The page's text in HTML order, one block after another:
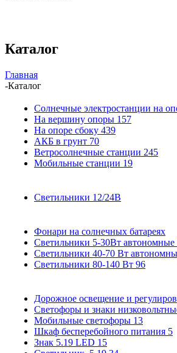
Каталог
Главная
-Каталог
Солнечные электростанции на
На вершину опоры 157
На опоре сбоку 439
АКБ в грунт 70
Ветросолнечные станции 245
Мобильные станции 19
Светильники 12/24В
Фонари на солнечных батареях
Светильники 5-30Вт автономные
Светильники 40-70 Вт
Светильники 80-140 Вт 96
Дорожное освещение и
Светофоры и знаки
Мобильные светофоры 13
Шкаф бесперебойного питания 5
Знак 5.19 LED 15